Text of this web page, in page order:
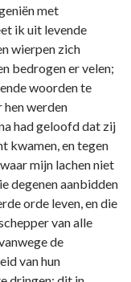
met
ik uit levende
wierpen zich
bedrogen er velen;
woorden te
hen werden
had geloofd dat zij
kwamen, en tegen
mijn lachen niet
degenen aanbidden
orde leven, en die
van alle
de
van hun